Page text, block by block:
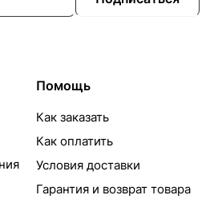
Помощь
Как заказать
Как оплатить
Условия доставки
Гарантия и возврат товара